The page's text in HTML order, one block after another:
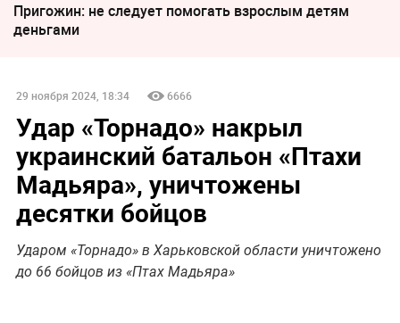
Пригожин: не следует помогать взрослым детям
деньгами
29 ноября 2024, 18:34 6666
Удар «Торнадо» накрыл
украинский батальон «Птахи
Мадьяра», уничтожены
десятки бойцов
Ударом «Торнадо» в Харьковской области уничтожено
до 66 бойцов из «Птах Мадьяра»